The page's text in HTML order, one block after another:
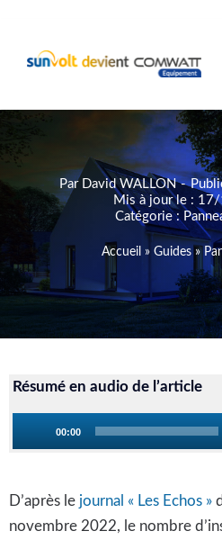
contenu
Solutions photovoltaïques
Garanties
Aides
Avis
Qui sommes nous ?
Vous êtes une entreprise ?
Par David WALLON -
Mis à jour le :
Catégorie :
Accueil » Guides»
Résumé en audio de l’article
audio
00:00
D’après le journal « Les Echos »
novembre 2022, le nombre